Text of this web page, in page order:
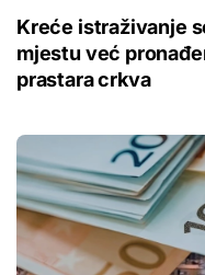
Kreće istraživanje
mjestu već
prastara crkva